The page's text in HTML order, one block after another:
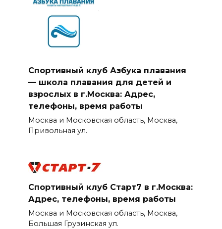
Спортивный клуб Азбука плавания
— школа плавания для детей и
взрослых в г.Москва: Адрес,
телефоны, время работы
Москва и Московская область, Москва,
Привольная ул.
Спортивный клуб Старт7 в г.Москва:
Адрес, телефоны, время работы
Москва и Московская область, Москва,
Большая Грузинская ул.